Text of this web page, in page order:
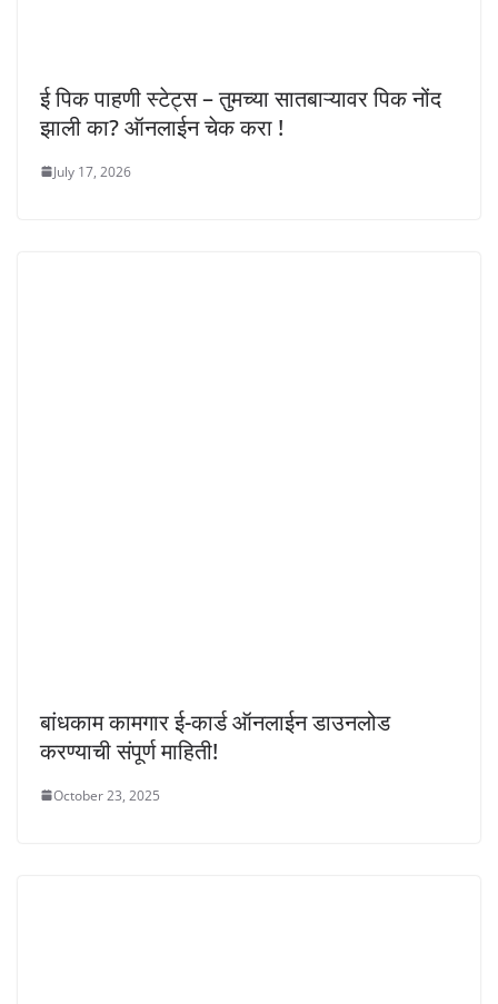
ई पिक पाहणी स्टेट्स – तुमच्या सातबाऱ्यावर पिक नोंद
झाली का? ऑनलाईन चेक करा !
July 17, 2026
बांधकाम कामगार ई-कार्ड ऑनलाईन डाउनलोड
करण्याची संपूर्ण माहिती!
October 23, 2025